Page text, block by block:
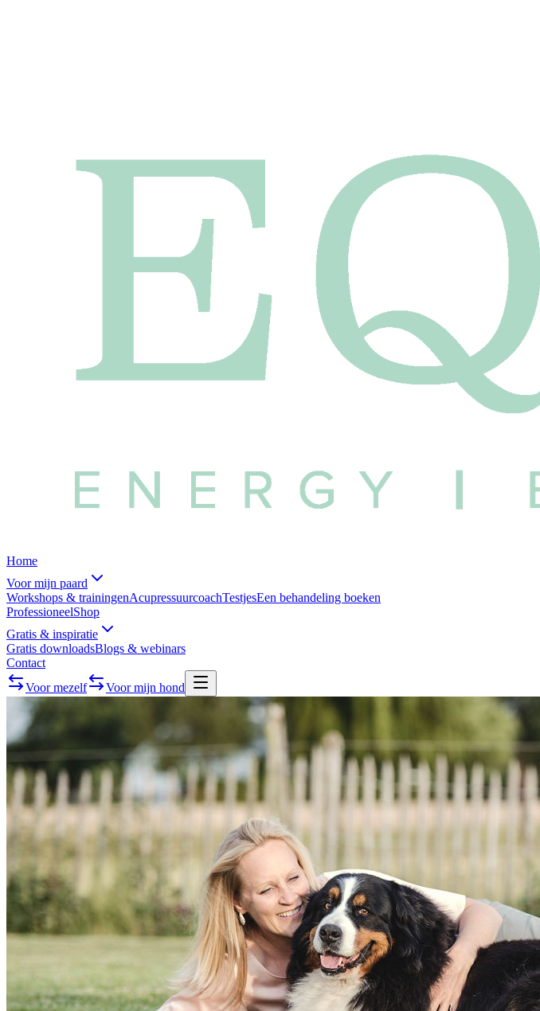
Home
Voor mijn paard
Workshops & trainingenAcupressuurcoachTestjesEen behandeling boeken
ProfessioneelShop
Gratis & inspiratie
Gratis downloadsBlogs & webinars
Contact
Voor mezelf
Voor mijn hond